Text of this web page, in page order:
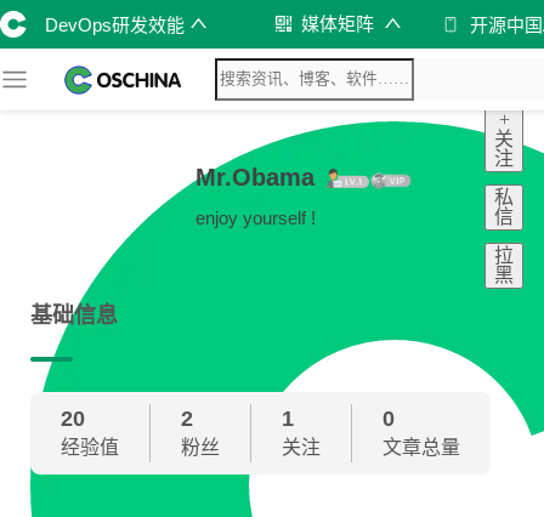
DevOps研发效能 媒体矩阵 开源中
Mr.Obama
enjoy yourself !
+
关
注
私
信
拉
黑
基础信息
20
经验值
2
粉丝
1
关注
0
文章总量